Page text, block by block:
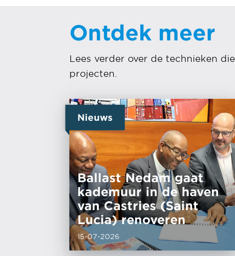
Ontdek meer
Lees verder over de technieken
projecten.
Nieuws
Ballast Nedam gaat
kademuur in de haven
van Castries (Saint
Lucia) renoveren
15-07-2026